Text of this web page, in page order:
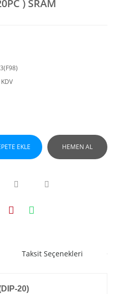
) SRAM
EKLE HEMEN AL
Taksit Seçenekleri
20)